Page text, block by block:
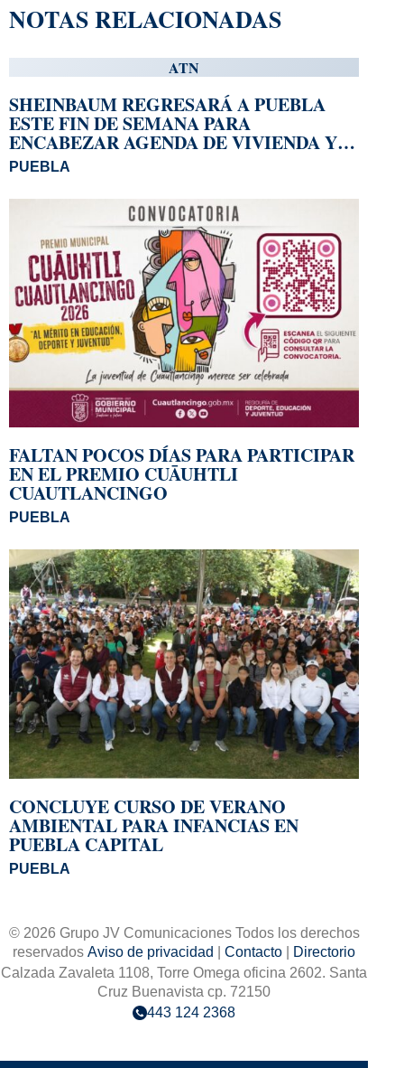
NOTAS RELACIONADAS
ATN
SHEINBAUM REGRESARÁ A PUEBLA
ESTE FIN DE SEMANA PARA
ENCABEZAR AGENDA DE VIVIENDA Y
REFORESTACIÓN
PUEBLA
FALTAN POCOS DÍAS PARA PARTICIPAR
EN EL PREMIO CUĀUHTLI
CUAUTLANCINGO
PUEBLA
CONCLUYE CURSO DE VERANO
AMBIENTAL PARA INFANCIAS EN
PUEBLA CAPITAL
PUEBLA
© 2026 Grupo JV Comunicaciones Todos los derechos
reservados Aviso de privacidad Contacto
Directorio
Calzada Zavaleta 1108, Torre Omega oficina 2602. Santa
Cruz Buenavista cp. 72150
443 124 2368